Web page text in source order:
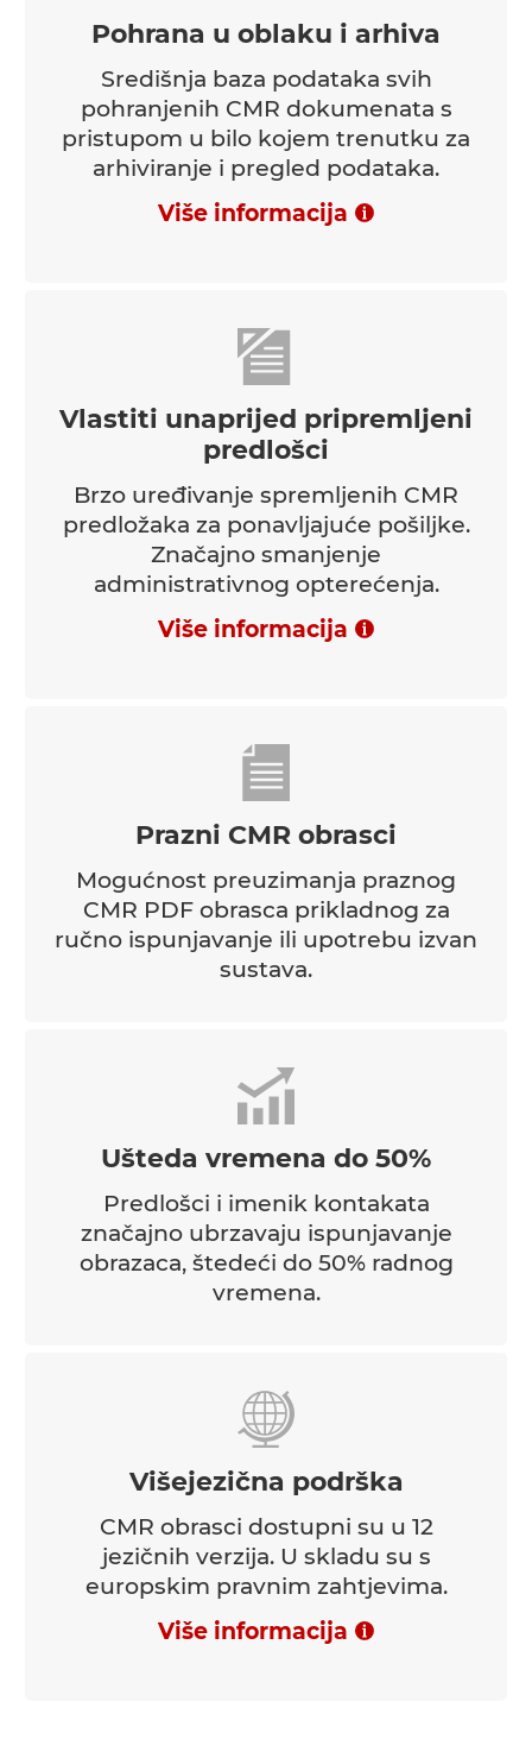
Pohrana u oblaku i arhiva
Središnja baza podataka svih
pohranjenih CMR dokumenata s
pristupom u bilo kojem trenutku za
arhiviranje i pregled podataka.
Više informacija
Vlastiti unaprijed pripremljeni
predlošci
Brzo uređivanje spremljenih CMR
predložaka za ponavljajuće pošiljke.
Značajno smanjenje
administrativnog opterećenja.
Više informacija
Prazni CMR obrasci
Mogućnost preuzimanja praznog
CMR PDF obrasca prikladnog za
ručno ispunjavanje ili upotrebu izvan
sustava.
Ušteda vremena do 50%
Predlošci i imenik kontakata
značajno ubrzavaju ispunjavanje
obrazaca, štedeći do 50% radnog
vremena.
Višejezična podrška
CMR obrasci dostupni su u 12
jezičnih verzija. U skladu su s
europskim pravnim zahtjevima.
Više informacija